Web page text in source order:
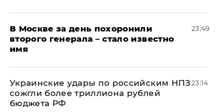
В Москве за день похоронили
второго генерала – стало известно
имя
23:49
Украинские удары по российским НПЗ
сожгли более триллиона рублей
бюджета РФ
23:14